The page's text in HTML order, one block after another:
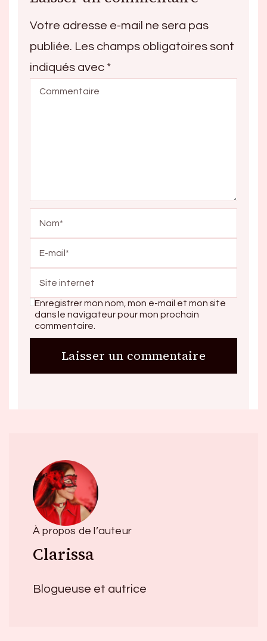
Votre adresse e-mail ne sera pas
publiée. Les champs obligatoires sont
indiqués avec *
Enregistrer mon nom, mon e-mail et mon site
dans le navigateur pour mon prochain
commentaire.
À propos de l’auteur
Clarissa
Blogueuse et autrice